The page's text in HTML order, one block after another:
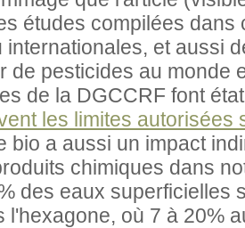
études compilées
internationales, et aussi
de pesticides au monde
de la DGCCRF font
les limites autorisées
bio a aussi un impact
chimiques dans
des eaux superficielles
l'hexagone, où 7 à 20%